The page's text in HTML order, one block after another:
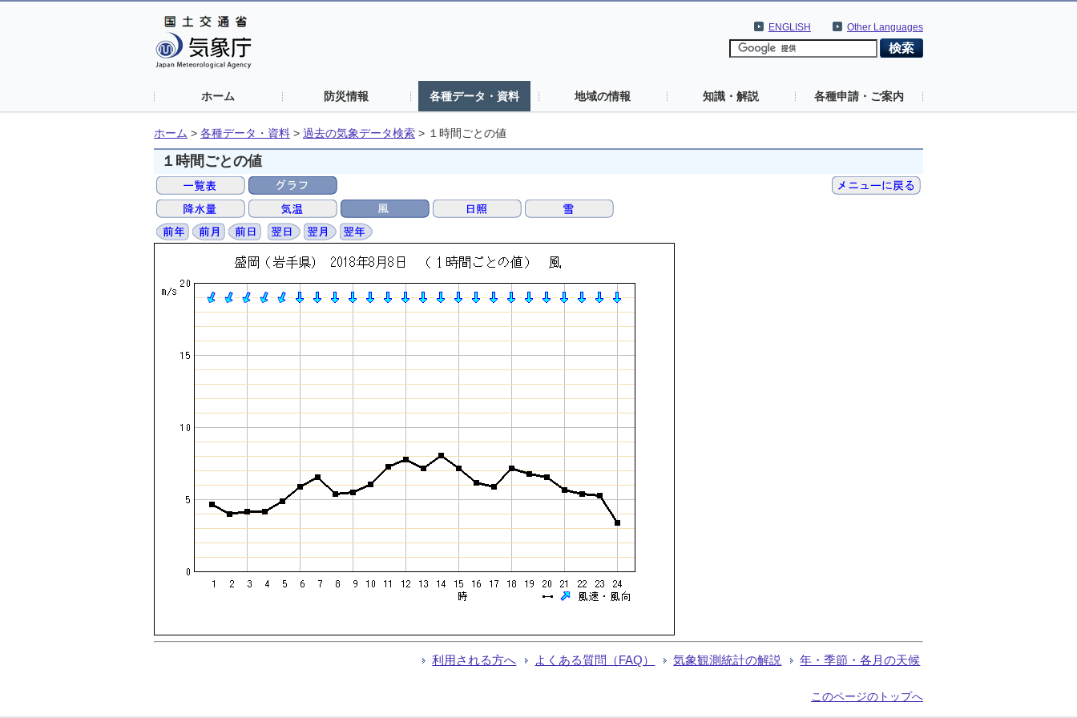
Other Languages
ENGLISH
ホーム 防災情報 各種データ・資料 地域の情報 知識・解説 各種申請・ご案内
ホーム > 各種データ・資料 > 過去の気象データ検索 > １時間ごとの値
１時間ごとの値
利用される方へ よくある質問（FAQ） 気象観測統計の解説 年・季節・各月の天候
このページのトップへ